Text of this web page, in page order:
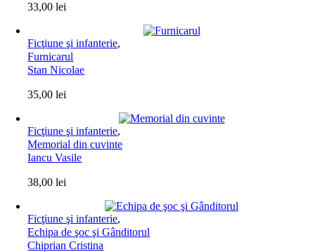
33,00lei
Ficţiune şi infanterie,
Furnicarul
Stan Nicolae
35,00lei
Ficţiune şi infanterie,
Memorial din cuvinte
Iancu Vasile
38,00lei
Ficţiune şi infanterie,
Echipa de şoc şi Gânditorul
Chiprian Cristina